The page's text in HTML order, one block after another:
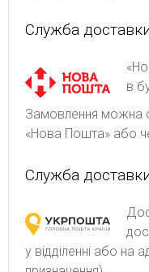
Служба
в
Замовлення можна
«Нова Пошта» або
Служба
у відділенні або на